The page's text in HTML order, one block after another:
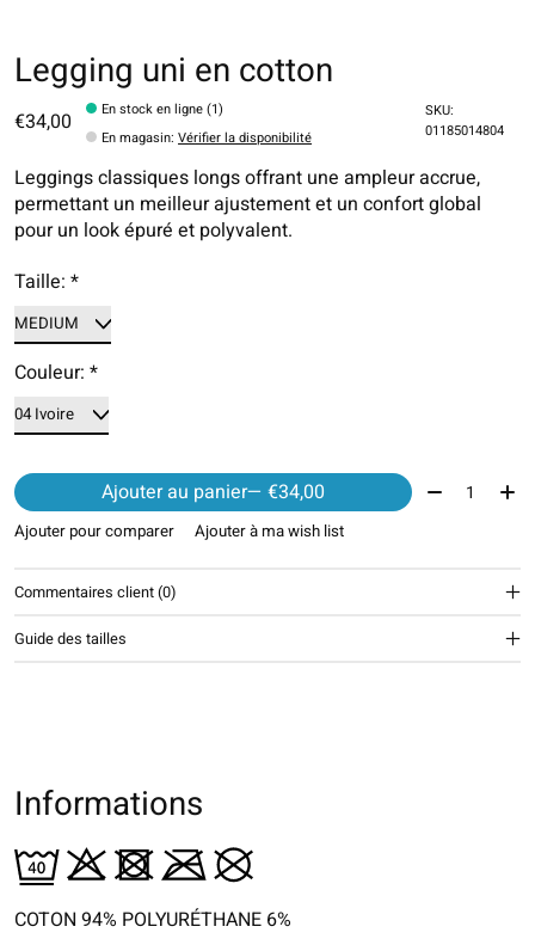
Legging uni en cotton
€34,00
En stock en ligne (1)
En magasin:Vérifier la disponibilité
SKU:
01185014804
Leggings classiques longs offrant une ampleur accrue,
permettant un meilleur ajustement et un confort global
pour un look épuré et polyvalent.
Taille: *
Couleur: *
Ajouter au panier — €34,00 Quantité:
Ajouter pour comparer Ajouter à ma wish list
Commentaires client (0)
Guide des tailles
Informations
COTON 94% POLYURÉTHANE 6%